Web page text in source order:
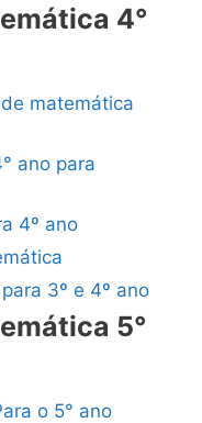
4°
matemática
ano para
4º ano
3º e 4º ano
5°
o 5° ano